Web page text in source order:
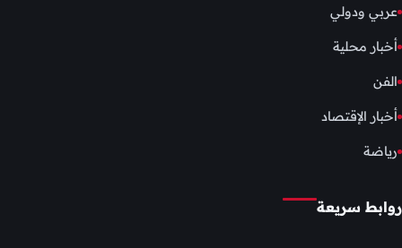
عربي ودولي
أخبار محلية
الفن
أخبار الإقتصاد
رياضة
روابط سريعة